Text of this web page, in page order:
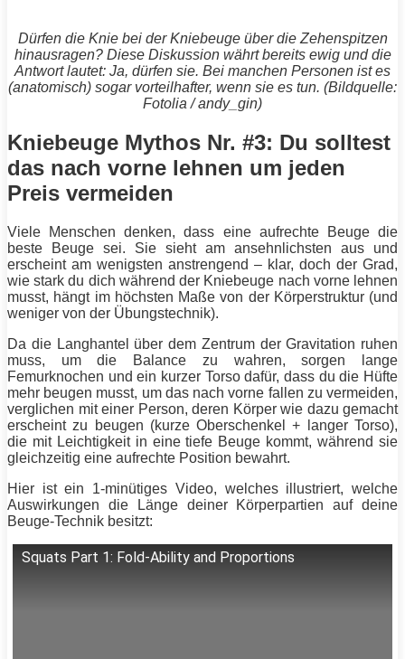
Dürfen die Knie bei derKniebeugeüber die Zehenspitzen
hinausragen? Diese Diskussion währt bereits ewig und die
Antwort lautet: Ja, dürfen sie. Bei manchen Personen ist es
(anatomisch) sogar vorteilhafter, wenn sie es tun. (Bildquelle:
Fotolia / andy_gin)
Kniebeuge Mythos Nr. #3: Du solltest
das nach vorne lehnen um jeden
Preis vermeiden
Viele Menschen denken, dass eine aufrechte Beugedie
beste
Beuge sei. Sie sieht am ansehnlichsten aus und
erscheint am wenigsten anstrengend – klar, doch der Grad,
wie stark du dich während der Kniebeuge nach vorne lehnen
musst, hängt im höchsten Maße von der Körperstruktur (und
weniger von der Übungstechnik).
Da die Langhantel über dem Zentrum der Gravitation ruhen
muss, um die Balance zu wahren, sorgen lange
Femurknochen und ein kurzer Torso dafür, dass du die Hüfte
mehr beugen musst, um das nach vorne fallen zu vermeiden,
verglichen mit einer Person, deren Körper wie dazu gemacht
erscheint zu beugen (kurze Oberschenkel + langer Torso),
die mit Leichtigkeit in eine tiefe Beuge kommt, während sie
gleichzeitig eine aufrechte Position bewahrt.
Hier ist ein 1-minütiges Video, welches illustriert, welche
Auswirkungen die Länge deiner Körperpartien auf deine
Beuge-Technik besitzt:
Squats Part 1: Fold-Ability and Proportions